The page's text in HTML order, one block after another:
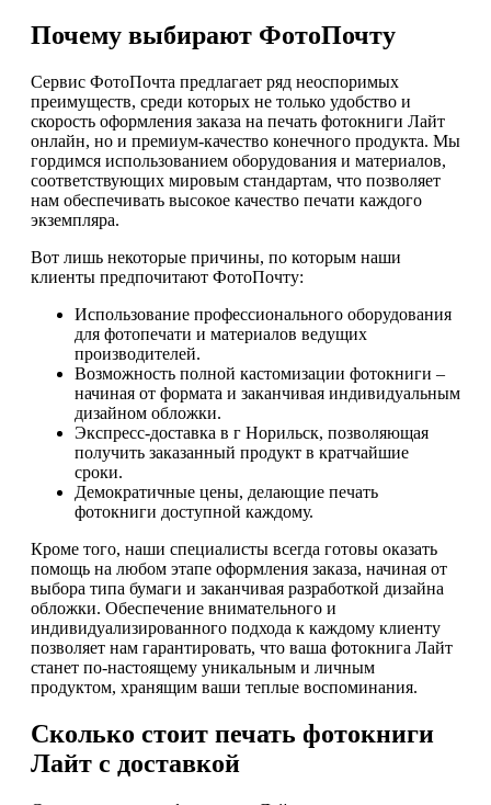
Почему выбирают ФотоПочту
Сервис ФотоПочта предлагает ряд неоспоримых
преимуществ, среди которых не только удобство и
скорость оформления заказа на печать фотокниги Лайт
онлайн, но и премиум-качество конечного продукта. Мы
гордимся использованием оборудования и материалов,
соответствующих мировым стандартам, что позволяет
нам обеспечивать высокое качество печати каждого
экземпляра.
Вот лишь некоторые причины, по которым наши
клиенты предпочитают ФотоПочту:
Использование профессионального оборудования
для фотопечати и материалов ведущих
производителей.
Возможность полной кастомизации фотокниги –
начиная от формата и заканчивая индивидуальным
дизайном обложки.
Экспресс-доставка в г Норильск, позволяющая
получить заказанный продукт в кратчайшие
сроки.
Демократичные цены, делающие печать
фотокниги доступной каждому.
Кроме того, наши специалисты всегда готовы оказать
помощь на любом этапе оформления заказа, начиная от
выбора типа бумаги и заканчивая разработкой дизайна
обложки. Обеспечение внимательного и
индивидуализированного подхода к каждому клиенту
позволяет нам гарантировать, что ваша фотокнига Лайт
станет по-настоящему уникальным и личным
продуктом, хранящим ваши теплые воспоминания.
Сколько стоит печать фотокниги
Лайт с доставкой